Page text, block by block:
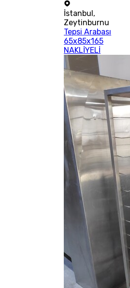
İstanbul,
Zeytinburnu
Tepsi Arabası
65x85x165
NAKLİYELİ